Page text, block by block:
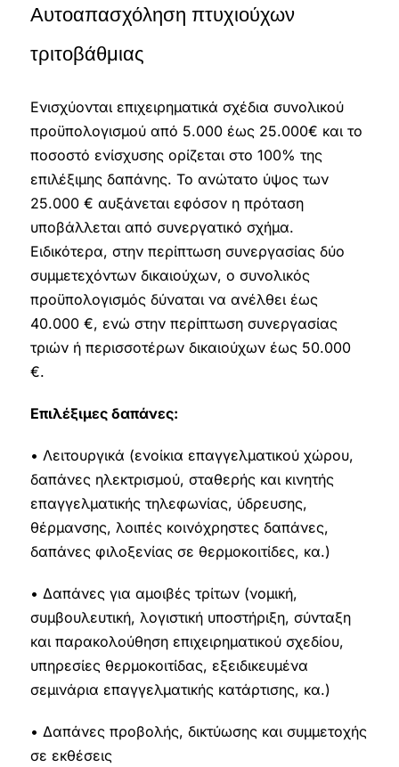
Αυτοαπασχόληση πτυχιούχων
τριτοβάθμιας
Eνισχύονται επιχειρηματικά σχέδια συνολικού
προϋπολογισμού από 5.000 έως 25.000€ και το
ποσοστό ενίσχυσης ορίζεται στο 100% της
επιλέξιμης δαπάνης. Το ανώτατο ύψος των
25.000 € αυξάνεται εφόσον η πρόταση
υποβάλλεται από συνεργατικό σχήμα.
Ειδικότερα, στην περίπτωση συνεργασίας δύο
συμμετεχόντων δικαιούχων, ο συνολικός
προϋπολογισμός δύναται να ανέλθει έως
40.000 €, ενώ στην περίπτωση συνεργασίας
τριών ή περισσοτέρων δικαιούχων έως 50.000
€.
Επιλέξιμες δαπάνες:
• Λειτουργικά (ενοίκια επαγγελματικού χώρου,
δαπάνες ηλεκτρισμού, σταθερής και κινητής
επαγγελματικής τηλεφωνίας, ύδρευσης,
θέρμανσης, λοιπές κοινόχρηστες δαπάνες,
δαπάνες φιλοξενίας σε θερμοκοιτίδες, κα.)
• Δαπάνες για αμοιβές τρίτων (νομική,
συμβουλευτική, λογιστική υποστήριξη, σύνταξη
και παρακολούθηση επιχειρηματικού σχεδίου,
υπηρεσίες θερμοκοιτίδας, εξειδικευμένα
σεμινάρια επαγγελματικής κατάρτισης, κα.)
• Δαπάνες προβολής, δικτύωσης και συμμετοχής
σε εκθέσεις